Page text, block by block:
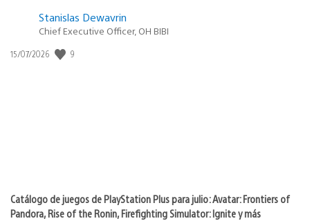
Stanislas Dewavrin
Chief Executive Officer, OH BIBI
Fecha
15/07/2026 9
Catálogo de juegos de PlayStation Plus para julio: Avatar: Frontiers of
Pandora, Rise of the Ronin, Firefighting Simulator: Ignite y más